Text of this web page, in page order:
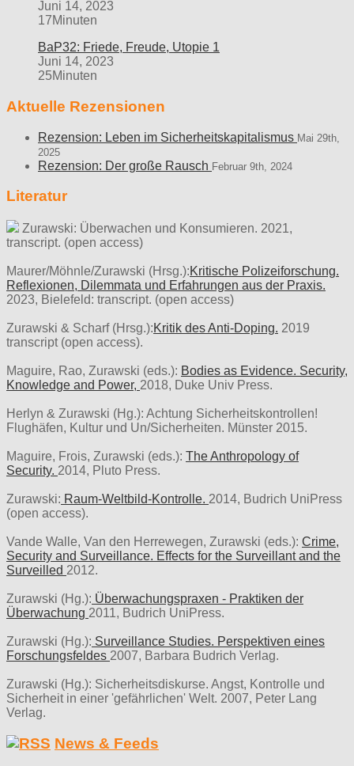
Juni 14, 2023
17Minuten
BaP32: Friede, Freude, Utopie 1
Juni 14, 2023
25Minuten
Aktuelle Rezensionen
Rezension: Leben im Sicherheitskapitalismus Mai 29th,
2025
Rezension: Der große Rausch Februar 9th, 2024
Literatur
Zurawski: Überwachen und Konsumieren. 2021,
transcript. (open access)
Maurer/Möhnle/Zurawski (Hrsg.):Kritische Polizeiforschung.
Reflexionen, Dilemmata und Erfahrungen aus der Praxis.
2023, Bielefeld: transcript. (open access)
Zurawski & Scharf (Hrsg.):Kritik des Anti-Doping. 2019
transcript (open access).
Maguire, Rao, Zurawski (eds.): Bodies as Evidence. Security,
Knowledge and Power, 2018, Duke Univ Press.
Herlyn & Zurawski (Hg.): Achtung Sicherheitskontrollen!
Flughäfen, Kultur und Un/Sicherheiten. Münster 2015.
Maguire, Frois, Zurawski (eds.): The Anthropology of
Security. 2014, Pluto Press.
Zurawski: Raum-Weltbild-Kontrolle. 2014, Budrich UniPress
(open access).
Vande Walle, Van den Herrewegen, Zurawski (eds.): Crime,
Security and Surveillance. Effects for the Surveillant and the
Surveilled 2012.
Zurawski (Hg.): Überwachungspraxen - Praktiken der
Überwachung 2011, Budrich UniPress.
Zurawski (Hg.): Surveillance Studies. Perspektiven eines
Forschungsfeldes 2007, Barbara Budrich Verlag.
Zurawski (Hg.): Sicherheitsdiskurse. Angst, Kontrolle und
Sicherheit in einer 'gefährlichen' Welt. 2007, Peter Lang
Verlag.
News & Feeds